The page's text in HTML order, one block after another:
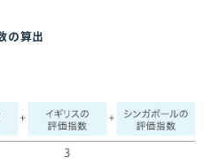
の算出